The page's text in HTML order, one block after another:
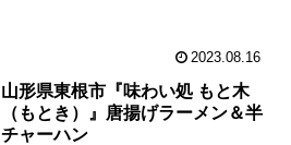
2023.08.16
山形県東根市『味わい処 もと木
（もとき）』唐揚げラーメン＆半
チャーハン